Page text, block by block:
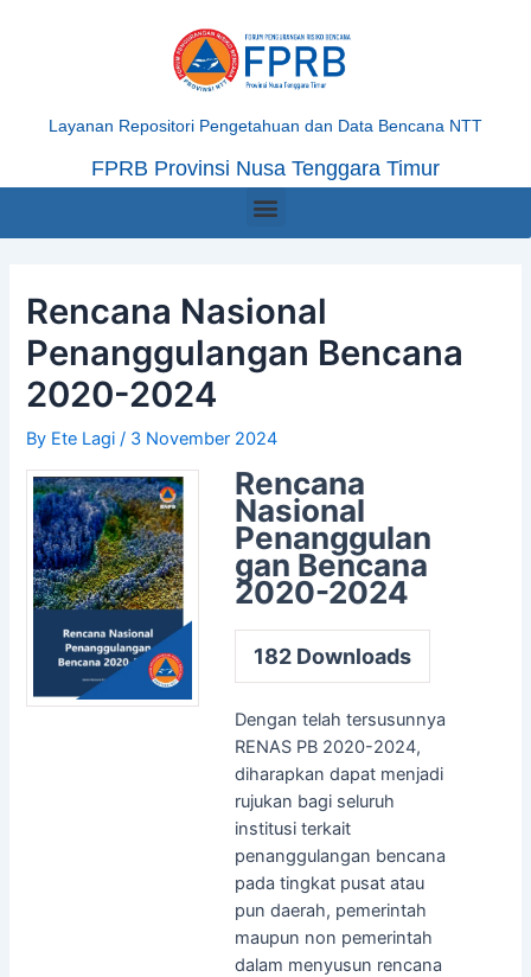
Layanan Repositori Pengetahuan dan Data Bencana NTT
FPRB Provinsi Nusa Tenggara Timur
Menu
Rencana Nasional
Penanggulangan Bencana
2020-2024
By Ete Lagi/ 3 November 2024
Rencana
Nasional
Penanggulan
gan Bencana
2020-2024
182Downloads
Dengan telah tersusunnya
RENAS PB 2020-2024,
diharapkan dapat menjadi
rujukan bagi seluruh
institusi terkait
penanggulangan bencana
pada tingkat pusat atau
pun daerah, pemerintah
maupun non pemerintah
dalam menyusun rencana